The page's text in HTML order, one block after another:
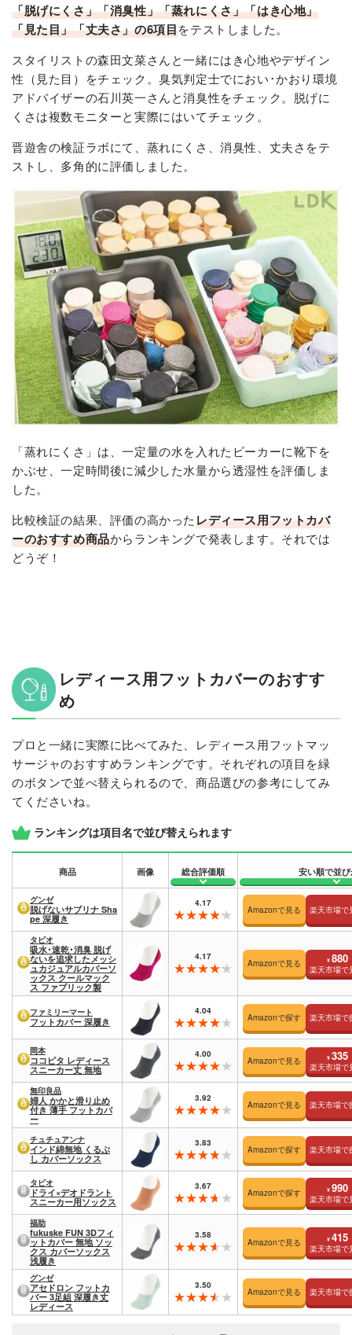
「脱げにくさ」「消臭性」「蒸れにくさ」「はき心地」
「見た目」「丈夫さ」の6項目をテストしました。
スタイリストの森田文菜さんと一緒にはき心地やデザイン
性（見た目）をチェック。臭気判定士でにおい･かおり環境
アドバイザーの石川英一さんと消臭性をチェック。脱げに
くさは複数モニターと実際にはいてチェック。
晋遊舎の検証ラボにて、蒸れにくさ、消臭性、丈夫さをテ
ストし、多角的に評価しました。
「蒸れにくさ」は、一定量の水を入れたビーカーに靴下を
かぶせ、一定時間後に減少した水量から透湿性を評価しま
した。
比較検証の結果、評価の高かったレディース用フットカバ
ーのおすすめ商品からランキングで発表します。それでは
どうぞ！
レディース用フットカバーのおすす
め
プロと一緒に実際に比べてみた、レディース用フットマッ
サージャのおすすめランキングです。それぞれの項目を緑
のボタンで並べ替えられるので、商品選びの参考にしてみ
てくださいね。
ランキングは項目名で並び替えられます
商品 画像 総合評価順 安い順で並
グンゼ
脱げないサブリナ Sha
pe 深履き
4.17
Amazonで見る 楽天市場で
タビオ
吸水･速乾･消臭 脱げ
ないを追求したメッシ
ュカジュアルカバーソ
ックス クールマック
ス ファブリック製
4.17
Amazonで見る ¥ 880
楽天市場で
ファミリーマート
フットカバー 深履き
4.04
Amazonで探す 楽天市場で
岡本
ココピタ レディース
スニーカー丈 無地
4.00
Amazonで見る ¥ 335
楽天市場で
無印良品
婦人 かかと滑り止め
付き 薄手 フットカバ
ー
3.92
Amazonで見る 楽天市場で
チュチュアンナ
インド綿無地 くるぶ
し カバーソックス
3.83
Amazonで探す 楽天市場で
タビオ
ドライ×デオドラント
スニーカー用ソックス
3.67
Amazonで探す ¥ 990
楽天市場で
福助
fukuske FUN 3Dフィ
ットカバー 無地 ソッ
クス カバーソックス
浅履き
3.58
Amazonで見る ¥ 415
楽天市場で
グンゼ
アセドロン フットカ
バー 3足組 深履き丈
レディース
3.50
Amazonで見る 楽天市場で